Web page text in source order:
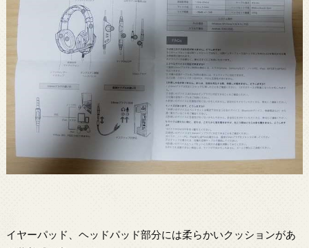
イヤーパッド、ヘッドパッド部分には柔らかいクッションがあ